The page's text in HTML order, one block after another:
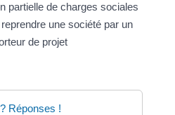
partielle de charges sociales
une société par un
de projet
Réponses !